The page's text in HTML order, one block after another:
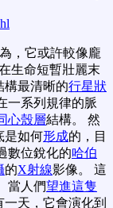
，它或許較像龐
生命短暫壯麗末
構最清晰的行星狀
一系列規律的脈
心殼層結構。 然
是如何形成的，目
數位銳化的哈伯
的X射線影像。 這
當人們望進這隻
天，它會演化到